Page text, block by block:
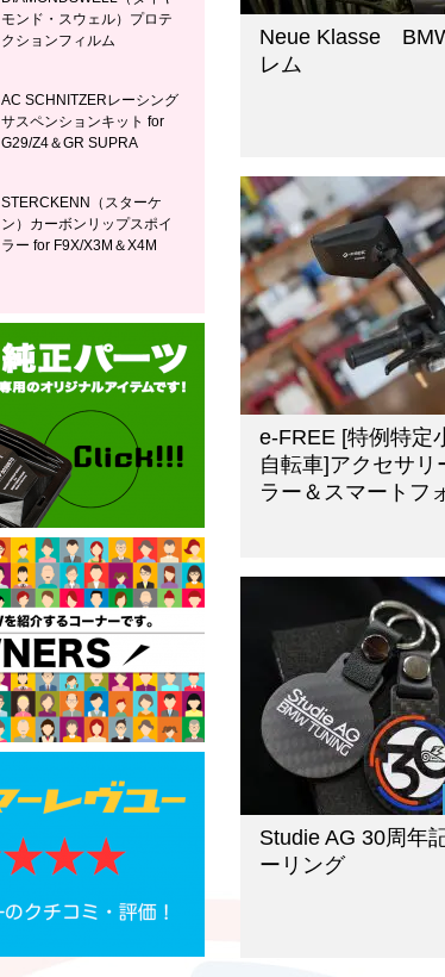
モンド・スウェル）プロテ
クションフィルム
AC SCHNITZERレーシング
サスペンションキット for
G29/Z4＆GR SUPRA
STERCKENN（スターケ
ン）カーボンリップスポイ
ラー for F9X/X3M＆X4M
Neue Klasse
レム
e-FREE [特例特定
自転車]アクセサリ
ラー＆スマートフ
Studie AG 30周年
ーリング